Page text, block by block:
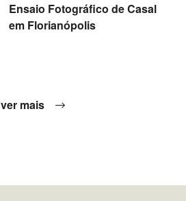
Ensaio Fotográfico de Casal
em Florianópolis
ver mais